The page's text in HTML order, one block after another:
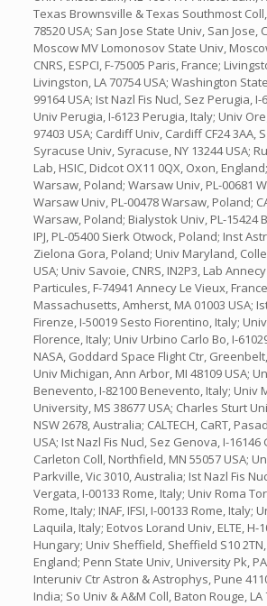
Texas Brownsville & Texas Southmost
78520 USA; San Jose State Univ, San Jose,
Moscow MV Lomonosov State Univ,
CNRS, ESPCI, F-75005 Paris, France;
Livingston, LA 70754 USA; Washington
99164 USA; Ist Nazl Fis Nucl, Sez Perugia,
Univ Perugia, I-6123 Perugia, Italy; Univ
97403 USA; Cardiff Univ, Cardiff CF24 3AA,
Syracuse Univ, Syracuse, NY 13244 USA;
Lab, HSIC, Didcot OX11 0QX, Oxon,
Warsaw, Poland; Warsaw Univ, PL-00681
Warsaw Univ, PL-00478 Warsaw, Poland;
Warsaw, Poland; Bialystok Univ, PL-15424
IPJ, PL-05400 Sierk Otwock, Poland; Inst
Zielona Gora, Poland; Univ Maryland,
USA; Univ Savoie, CNRS, IN2P3, Lab
Particules, F-74941 Annecy Le Vieux,
Massachusetts, Amherst, MA 01003 USA;
Firenze, I-50019 Sesto Fiorentino, Italy;
Florence, Italy; Univ Urbino Carlo Bo, I-
NASA, Goddard Space Flight Ctr,
Univ Michigan, Ann Arbor, MI 48109 USA;
Benevento, I-82100 Benevento, Italy; Univ
University, MS 38677 USA; Charles Sturt
NSW 2678, Australia; CALTECH, CaRT,
USA; Ist Nazl Fis Nucl, Sez Genova, I-16146
Carleton Coll, Northfield, MN 55057 USA;
Parkville, Vic 3010, Australia; Ist Nazl Fis
Vergata, I-00133 Rome, Italy; Univ Roma
Rome, Italy; INAF, IFSI, I-00133 Rome, Italy;
Laquila, Italy; Eotvos Lorand Univ, ELTE, H-
Hungary; Univ Sheffield, Sheffield S10
England; Penn State Univ, University Pk, PA
Interuniv Ctr Astron & Astrophys, Pune
India; So Univ & A&M Coll, Baton Rouge, LA